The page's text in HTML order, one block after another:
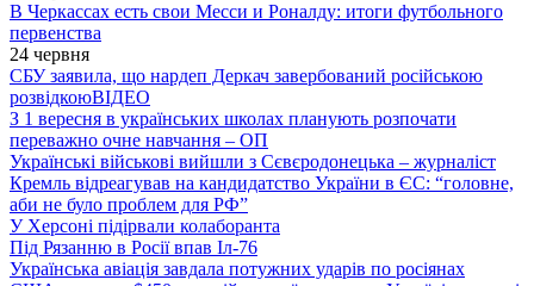
В Черкассах есть свои Месси и Роналду: итоги футбольного
первенства
24 червня
СБУ заявила, що нардеп Деркач завербований російською
розвідкоюВІДЕО
З 1 вересня в українських школах планують розпочати
переважно очне навчання – ОП
Українські військові вийшли з Сєвєродонецька – журналіст
Кремль відреагував на кандидатство України в ЄС: “головне,
аби не було проблем для РФ”
У Херсоні підірвали колаборанта
Під Рязанню в Росії впав Іл-76
Українська авіація завдала потужних ударів по росіянах